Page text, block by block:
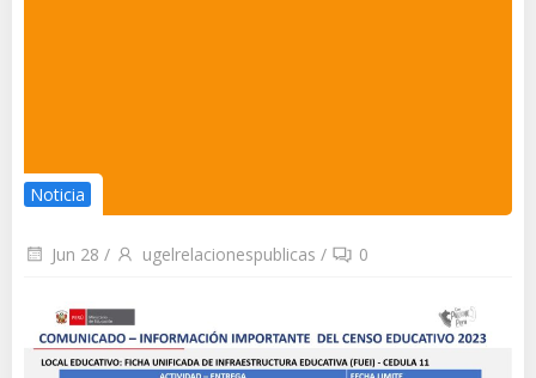
Noticia
Jun 28 / ugelrelacionespublicas / 0